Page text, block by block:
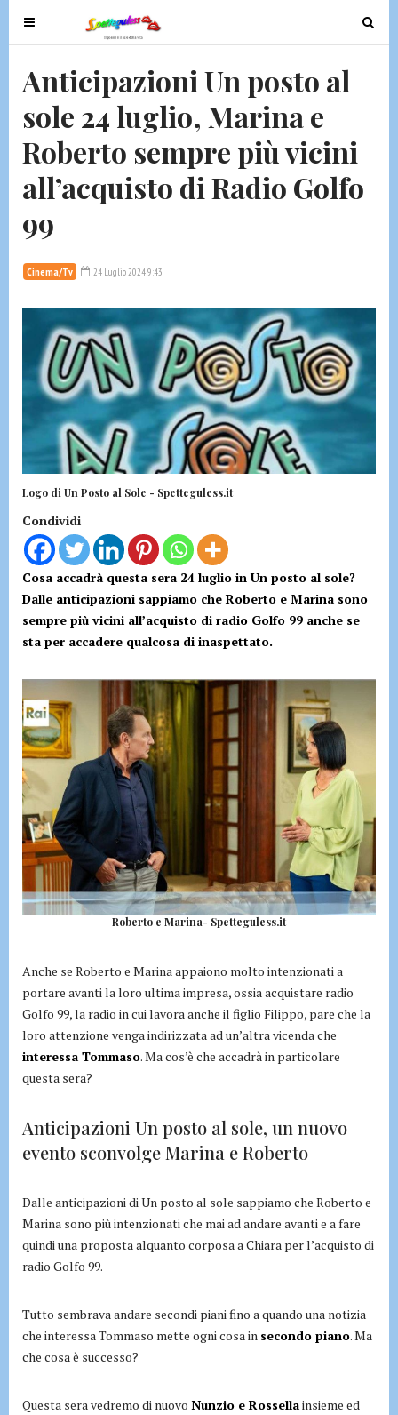
T
o
g
e
n
v
g
t
T
o
v
Anticipazioni Un posto al
sole 24 luglio, Marina e
Roberto sempre più vicini
all’acquisto di Radio Golfo
99
Cinema/Tv 24 Luglio 2024 9:43
Logo di Un Posto al Sole - Spetteguless.it
Condividi
Cosa accadrà questa sera 24 luglio in Un posto al sole?
Dalle anticipazioni sappiamo che Roberto e Marina sono
sempre più vicini all’acquisto di radio Golfo 99 anche se
sta per accadere qualcosa di inaspettato.
Roberto e Marina- Spetteguless.it
Anche se Roberto e Marina appaiono molto intenzionati a
portare avanti la loro ultima impresa, ossia acquistare radio
Golfo 99, la radio in cui lavora anche il figlio Filippo, pare che la
loro attenzione venga indirizzata ad un’altra vicenda che
interessa Tommaso. Ma cos’è che accadrà in particolare
questa sera?
Anticipazioni Un posto al sole, un nuovo
evento sconvolge Marina e Roberto
Dalle anticipazioni di Un posto al sole sappiamo che Roberto e
Marina sono più intenzionati che mai ad andare avanti e a fare
quindi una proposta alquanto corposa a Chiara per l’acquisto di
radio Golfo 99.
Tutto sembrava andare secondi piani fino a quando una notizia
che interessa Tommaso mette ogni cosa in secondo piano. Ma
che cosa è successo?
Questa sera vedremo di nuovo Nunzio e Rossellainsieme ed